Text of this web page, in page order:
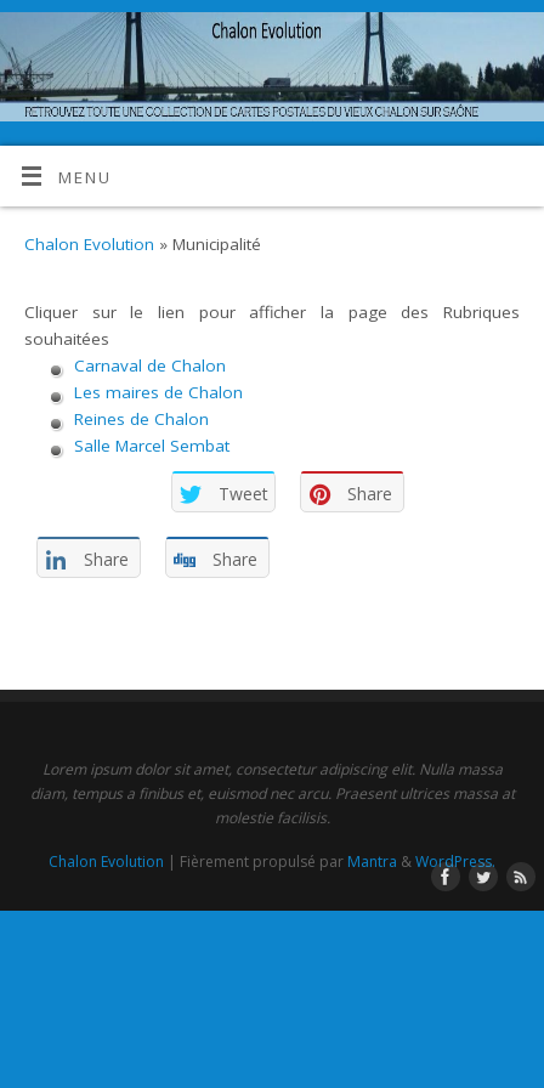
MENU
Chalon Evolution » Municipalité
Cliquer sur le lien pour afficher la page des Rubriques
souhaitées
Carnaval de Chalon
Les maires de Chalon
Reines de Chalon
Salle Marcel Sembat
Tweet Share
Share Share
Lorem ipsum dolor sit amet, consectetur adipiscing elit. Nulla massa
diam, tempus a finibus et, euismod nec arcu. Praesent ultrices massa at
molestie facilisis.
Chalon Evolution | Fièrement propulsé par Mantra &WordPress.